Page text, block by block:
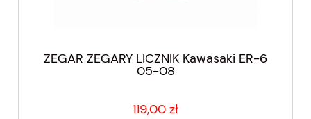
ZEGAR ZEGARY LICZNIK Kawasaki ER-6
05-08
119,00 zł